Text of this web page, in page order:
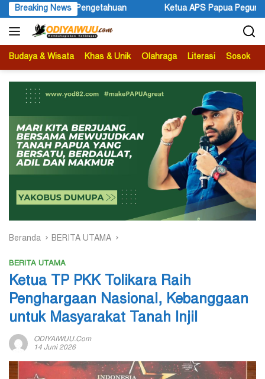
Langsung
ke
konten
Breaking News
Ketua APS Papua Pegunungan Sonni Lokobal: Kalau Mau
Budaya & Wisata Khas & Unik Olahraga Literasi Sosok
Beranda BERITA UTAMA
BERITA UTAMA
Ketua TP PKK Tolikara Raih
Penghargaan Nasional, Kebanggaan
untuk Masyarakat Tanah Injil
ODIYAIWUU.com
14 Juni 2026